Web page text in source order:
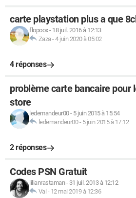
carte playstation plus a que
flopoox- 18 juil. 2016 à 12:13
Zaza -4 juin 2020 à 05:02
4 réponses
problème carte bancaire pour
store
ledemandeur00- 5 juin 2015 à 15:54
ledemandeur00- 5 juin 2015 à 17:12
2 réponses
Codes PSN Gratuit
lilianrastaman- 31 juil. 2013 à 12:12
Val - 12 mai 2019 à 12:36